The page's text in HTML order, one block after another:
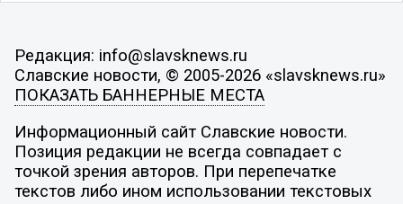
Редакция: info@slavsknews.ru
Славские новости, © 2005-2026 «slavsknews.ru»
ПОКАЗАТЬ БАННЕРНЫЕ МЕСТА
Информационный сайт Славские новости.
Позиция редакции не всегда совпадает с
точкой зрения авторов. При перепечатке
текстов либо ином использовании текстовых